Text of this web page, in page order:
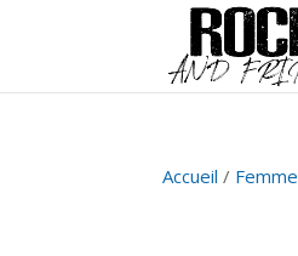
Accueil / Femme